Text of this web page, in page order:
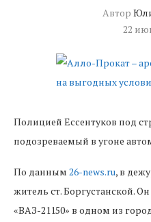
Автор
22
Полицией Ессентуков под
подозреваемый в угоне
По данным 26-news.ru, в
житель ст. Боргустанской.
«ВАЗ-21150» в одном из